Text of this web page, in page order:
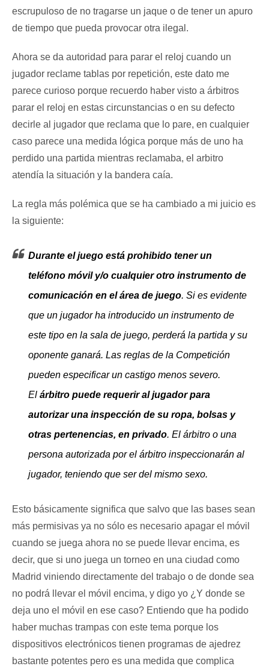
escrupuloso de no tragarse un jaque o de tener un apuro
de tiempo que pueda provocar otra ilegal.
Ahora se da autoridad para parar el reloj cuando un
jugador reclame tablas por repetición, este dato me
parece curioso porque recuerdo haber visto a árbitros
parar el reloj en estas circunstancias o en su defecto
decirle al jugador que reclama que lo pare, en cualquier
caso parece una medida lógica porque más de uno ha
perdido una partida mientras reclamaba, el arbitro
atendía la situación y la bandera caía.
La regla más polémica que se ha cambiado a mi juicio es
la siguiente:
Durante el juego está prohibido tener un
teléfono móvil y/o cualquier otro instrumento de
comunicación en el área de juego. Si es evidente
que un jugador ha introducido un instrumento de
este tipo en la sala de juego, perderá la partida y su
oponente ganará. Las reglas de la Competición
pueden especificar un castigo menos severo.
El árbitro puede requerir al jugador para
autorizar una inspección de su ropa, bolsas y
otras pertenencias, en privado. El árbitro o una
persona autorizada por el árbitro inspeccionarán al
jugador, teniendo que ser del mismo sexo.
Esto básicamente significa que salvo que las bases sean
más permisivas ya no sólo es necesario apagar el móvil
cuando se juega ahora no se puede llevar encima, es
decir, que si uno juega un torneo en una ciudad como
Madrid viniendo directamente del trabajo o de donde sea
no podrá llevar el móvil encima, y digo yo ¿Y donde se
deja uno el móvil en ese caso? Entiendo que ha podido
haber muchas trampas con este tema porque los
dispositivos electrónicos tienen programas de ajedrez
bastante potentes pero es una medida que complica